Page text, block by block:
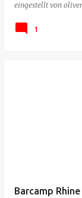
eingestellt von
1
Barcamp